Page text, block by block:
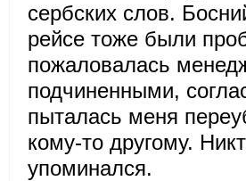
сербских слов.
рейсе тоже были
пожаловалась
подчиненными,
пыталась меня
кому-то другому.
упоминался.